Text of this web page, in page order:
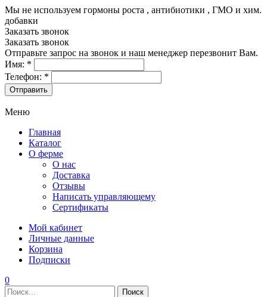
Мы не используем гормоны роста , антибиотики , ГМО и хим.
добавки
Заказать звонок
Заказать звонок
Отправьте запрос на звонок и наш менеджер перезвонит Вам.
Имя: *
Телефон: *
Меню
Главная
Каталог
О ферме
О нас
Доставка
Отзывы
Написать управляющему
Сертификаты
Мой кабинет
Личные данные
Корзина
Подписки
0
Поиск